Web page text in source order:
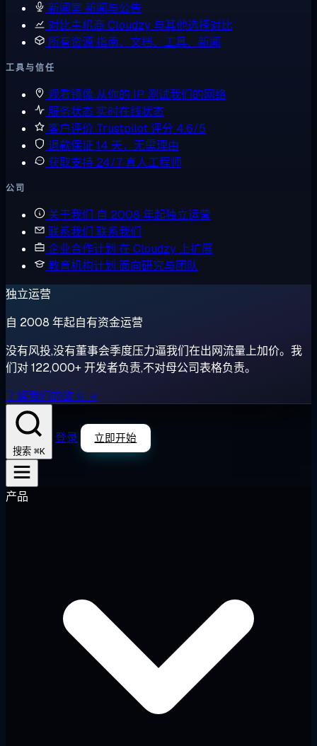
新闻室 新闻与公告
对比主机商 Cloudzy 与其他选择对比
所有资源指南、文档、工具、新闻
工具与信任
观看镜像 从你的 IP 测试我们的网络
服务状态 实时在线状态
客户评价 Trustpilot 评分 4.6/5
退款保证 14 天，无需理由
获取支持 24/7 真人工程师
公司
关于我们 自 2008 年起独立运营
联系我们 联系我们
企业合作计划 在 Cloudzy 上扩展
教育机构计划 面向研究与团队
独立运营
自 2008 年起自有资金运营
没有风投,没有董事会季度压力逼我们在出网流量上加价。我
们对 122,000+ 开发者负责,不对母公司表格负责。
了解我们的故事 →
搜索 ⌘K
登录 立即开始
产品